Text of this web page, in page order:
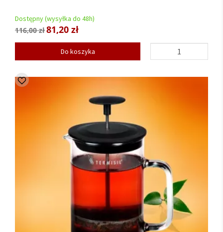
Dostępny (wysyłka do 48h)
116,00 zł81,20 zł
Do koszyka